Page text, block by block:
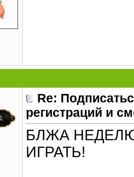
Re:
регистраций и
БЛЖА
ИГРАТЬ!